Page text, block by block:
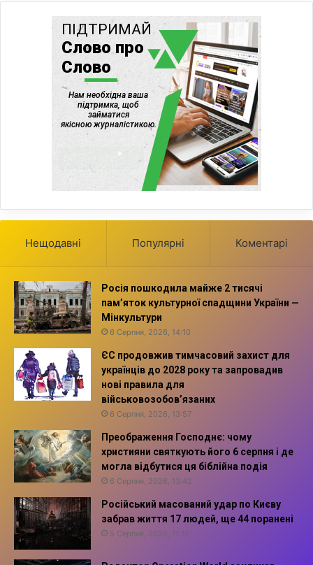
Нещодавні Популярні Коментарі
Росія пошкодила майже 2 тисячі
пам’яток культурної спадщини України —
Мінкультури
6 Серпня, 2026, 14:10
ЄС продовжив тимчасовий захист для
українців до 2028 року та запровадив
нові правила для
військовозобов’язаних
6 Серпня, 2026, 13:57
Преображення Господнє: чому
християни святкують його 6 серпня і де
могла відбутися ця біблійна подія
6 Серпня, 2026, 13:42
Російський масований удар по Києву
забрав життя 17 людей, ще 44 поранені
5 Серпня, 2026, 11:16